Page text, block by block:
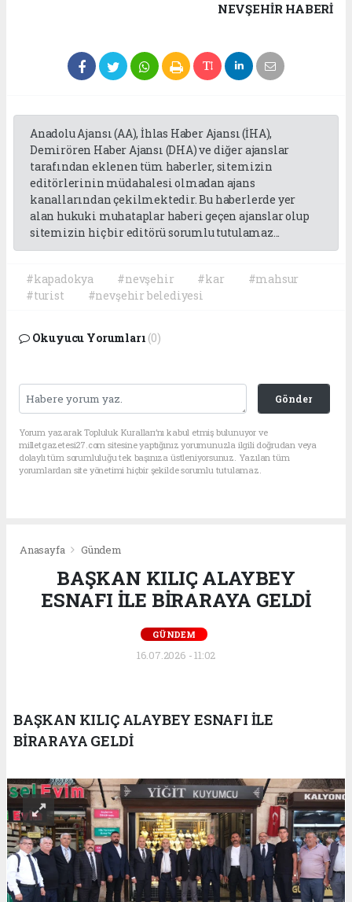
NEVŞEHIR HABERİ
Anadolu Ajansı (AA), İhlas Haber Ajansı (İHA),
Demirören Haber Ajansı (DHA) ve diğer ajanslar
tarafından eklenen tüm haberler, sitemizin
editörlerinin müdahalesi olmadan ajans
kanallarından çekilmektedir. Bu haberlerde yer
alan hukuki muhataplar haberi geçen ajanslar olup
sitemizin hiç bir editörü sorumlu tutulamaz...
#kapadokya #nevşehir #kar
#mahsur
#turist
#nevşehir belediyesi
Okuyucu Yorumları (0)
Gönder
Yorum yazarak Topluluk Kuralları’nı kabul etmiş bulunuyor ve
milletgazetesi27.com sitesine yaptığınız yorumunuzla ilgili doğrudan veya
dolaylı tüm sorumluluğu tek başınıza üstleniyorsunuz. Yazılan tüm
yorumlardan site yönetimi hiçbir şekilde sorumlu tutulamaz.
Anasayfa Gündem
BAŞKAN KILIÇ ALAYBEY
ESNAFI İLE BİRARAYA GELDİ
GÜNDEM
16.07.2026 - 11:02
BAŞKAN KILIÇ ALAYBEY ESNAFI İLE
BİRARAYA GELDİ